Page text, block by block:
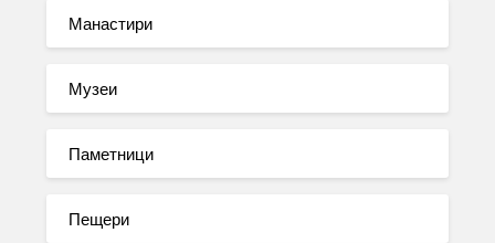
Манастири
Музеи
Паметници
Пещери